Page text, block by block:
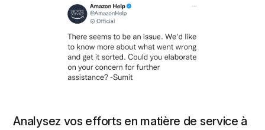
Analysez vos efforts en matière de service à